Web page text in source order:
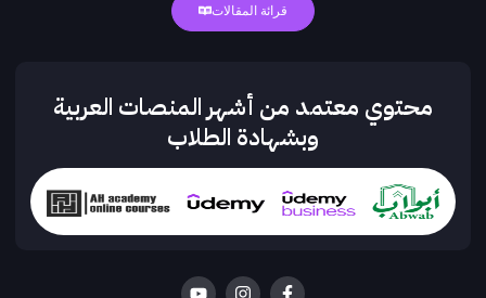
قرائة المقالات
محتوي معتمد من أشهر المنصات العربية
وبشهادة الطلاب